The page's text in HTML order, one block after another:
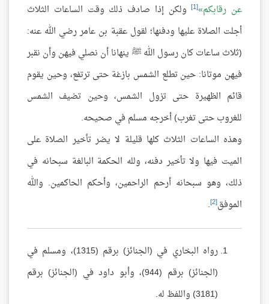
عن رقابكم [1] ولكن إذا صادف ذلك وقت الساعات الثلاث
أجلت الصلاة عليها ودفنها؛ لقول عقبة بن عامر رضي الله عنه:
(ثلاث ساعات كان رسول الله ﷺ ينهانا أن نصلي فيهن وأن نقبر
فيهن موتانا: حين تطلع الشمس بازغة حتى ترتفع، وحين يقوم
قائم الظهيرة حتى تزول الشمس، وحين تضيف الشمس
للغروب حتى تغرب) أخرجه مسلم في صحيحه.
وهذه الساعات الثلاث كلها قليلة لا يضر تأخير الصلاة على
الميت فيها ولا تأخير دفنه، ولله الحكمة البالغة سبحانه في
ذلك، وهو سبحانه أرحم الراحمين، وأحكم الحاكمين. والله
الموفق[2]
.
رواه البخاري في (الجنائز) برقم (1315)، ومسلم في
(الجنائز) برقم (944)، وأبو داود في (الجنائز) برقم
(3181) واللفظ له.